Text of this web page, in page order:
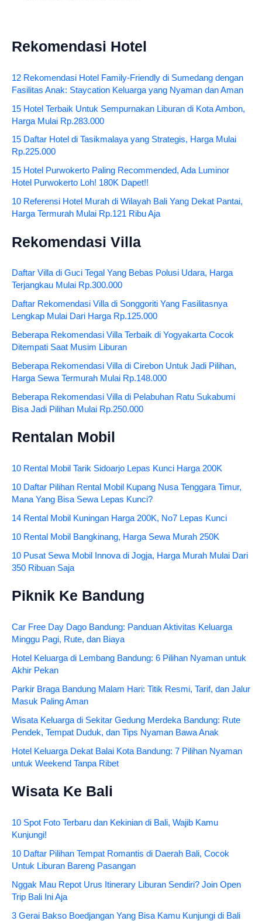
Rekomendasi Hotel
12 Rekomendasi Hotel Family-Friendly di Sumedang dengan
Fasilitas Anak: Staycation Keluarga yang Nyaman dan Aman
15 Hotel Terbaik Untuk Sempurnakan Liburan di Kota Ambon,
Harga Mulai Rp.283.000
15 Daftar Hotel di Tasikmalaya yang Strategis, Harga Mulai
Rp.225.000
15 Hotel Purwokerto Paling Recommended, Ada Luminor
Hotel Purwokerto Loh! 180K Dapet!!
10 Referensi Hotel Murah di Wilayah Bali Yang Dekat Pantai,
Harga Termurah Mulai Rp.121 Ribu Aja
Rekomendasi Villa
Daftar Villa di Guci Tegal Yang Bebas Polusi Udara, Harga
Terjangkau Mulai Rp.300.000
Daftar Rekomendasi Villa di Songgoriti Yang Fasilitasnya
Lengkap Mulai Dari Harga Rp.125.000
Beberapa Rekomendasi Villa Terbaik di Yogyakarta Cocok
Ditempati Saat Musim Liburan
Beberapa Rekomendasi Villa di Cirebon Untuk Jadi Pilihan,
Harga Sewa Termurah Mulai Rp.148.000
Beberapa Rekomendasi Villa di Pelabuhan Ratu Sukabumi
Bisa Jadi Pilihan Mulai Rp.250.000
Rentalan Mobil
10 Rental Mobil Tarik Sidoarjo Lepas Kunci Harga 200K
10 Daftar Pilihan Rental Mobil Kupang Nusa Tenggara Timur,
Mana Yang Bisa Sewa Lepas Kunci?
14 Rental Mobil Kuningan Harga 200K, No7 Lepas Kunci
10 Rental Mobil Bangkinang, Harga Sewa Murah 250K
10 Pusat Sewa Mobil Innova di Jogja, Harga Murah Mulai Dari
350 Ribuan Saja
Piknik Ke Bandung
Car Free Day Dago Bandung: Panduan Aktivitas Keluarga
Minggu Pagi, Rute, dan Biaya
Hotel Keluarga di Lembang Bandung: 6 Pilihan Nyaman untuk
Akhir Pekan
Parkir Braga Bandung Malam Hari: Titik Resmi, Tarif, dan Jalur
Masuk Paling Aman
Wisata Keluarga di Sekitar Gedung Merdeka Bandung: Rute
Pendek, Tempat Duduk, dan Tips Nyaman Bawa Anak
Hotel Keluarga Dekat Balai Kota Bandung: 7 Pilihan Nyaman
untuk Weekend Tanpa Ribet
Wisata Ke Bali
10 Spot Foto Terbaru dan Kekinian di Bali, Wajib Kamu
Kunjungi!
10 Daftar Pilihan Tempat Romantis di Daerah Bali, Cocok
Untuk Liburan Bareng Pasangan
Nggak Mau Repot Urus Itinerary Liburan Sendiri? Join Open
Trip Bali Ini Aja
3 Gerai Bakso Boedjangan Yang Bisa Kamu Kunjungi di Bali